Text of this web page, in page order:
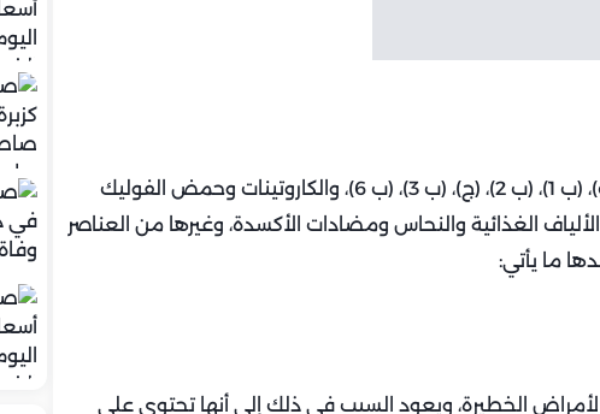
الفراولة واحدة من الفواكه الغنية بفيتامين (أ)، (هـ)، (ك)، (ب 1)، (ب 2)، (ج)، (ب 3)، (ب 6)، والكاروتينات وحمض الفوليك
الغذائية والنحاس ومضادات الأكسدة، وغيرها من العناصر
ما يأتي:
الخطيرة، ويعود السبب في ذلك إلى أنها تحتوي على